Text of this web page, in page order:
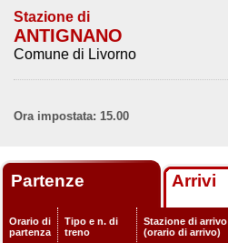
Stazione di
ANTIGNANO
Comune di Livorno
Ora impostata: 15.00
Partenze Arrivi
Orario di
partenza
Tipo e n. di
treno
Stazione di arrivo
(orario di arrivo)